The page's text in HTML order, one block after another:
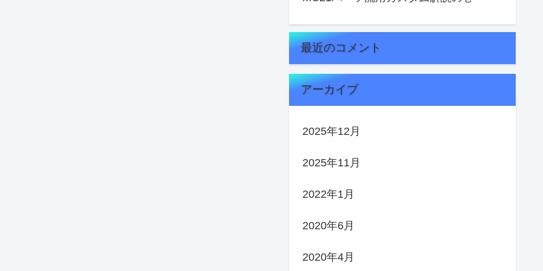
最近のコメント
アーカイブ
2025年12月
2025年11月
2022年1月
2020年6月
2020年4月